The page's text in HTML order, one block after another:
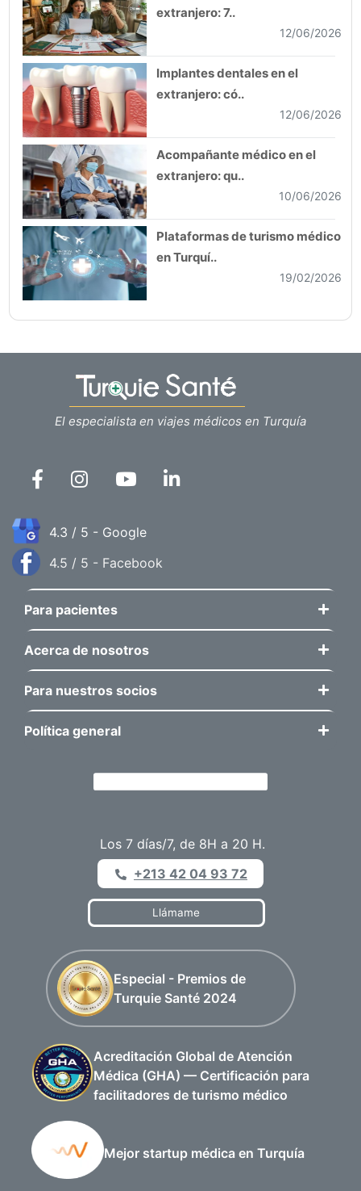
extranjero: 7..
12/06/2026
Implantes dentales en el
extranjero: có..
12/06/2026
Acompañante médico en el
extranjero: qu..
10/06/2026
Plataformas de turismo médico
en Turquí..
19/02/2026
El especialista en viajes médicos en Turquía
4.3 / 5 - Google
4.5 / 5 - Facebook
Para pacientes
Acerca de nosotros
Para nuestros socios
Política general
Los 7 días/7, de 8H a 20 H.
+213 42 04 93 72
Llámame
Especial - Premios de
Turquie Santé 2024
Acreditación Global de Atención
Médica (GHA) — Certificación para
facilitadores de turismo médico
Mejor startup médica en Turquía